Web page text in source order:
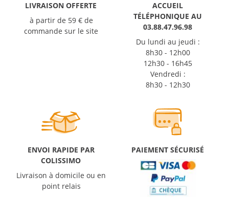
LIVRAISON OFFERTE
à partir de 59 € de
commande sur le site
ACCUEIL
TÉLÉPHONIQUE AU
03.88.47.96.98
Du lundi au jeudi :
8h30 - 12h00
12h30 - 16h45
Vendredi :
8h30 - 12h30
ENVOI RAPIDE PAR
COLISSIMO
Livraison à domicile ou en
point relais
PAIEMENT SÉCURISÉ